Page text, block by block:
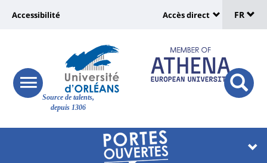
Site
Source de talents,
depuis 1306
responsive
menu
button
Université
vers
page
accessibilité
Accessibilité
:
Shortcut
links
Accès direct
de
FR